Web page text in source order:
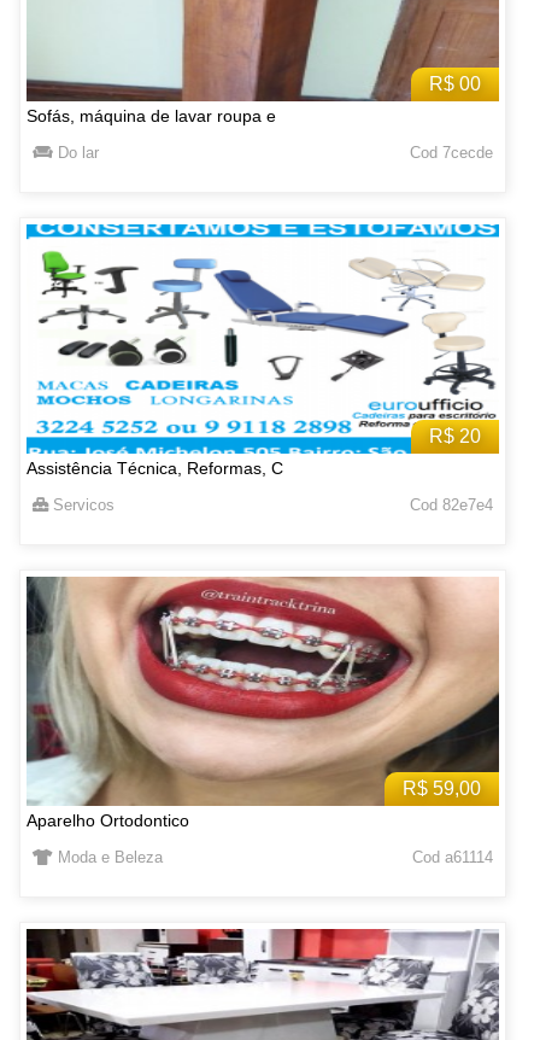
R$ 00
Sofás, máquina de lavar roupa e
Do lar Cod 7cecde
R$ 20
Assistência Técnica, Reformas, C
Servicos Cod 82e7e4
R$ 59,00
Aparelho Ortodontico
Moda e Beleza Cod a61114